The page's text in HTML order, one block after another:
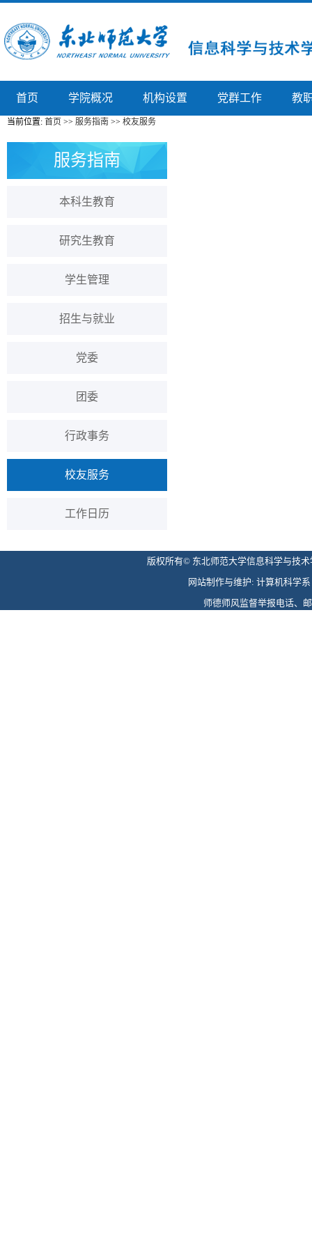
首页 学院概况 机构设置 党群工作 教
当前位置: 首页 >> 服务指南 >> 校友服务
服务指南
本科生教育
研究生教育
学生管理
招生与就业
党委
团委
行政事务
校友服务
工作日历
版权所有© 东北师范大学信息科学与技
网站制作与维护: 计算机科学
师德师风监督举报电话、